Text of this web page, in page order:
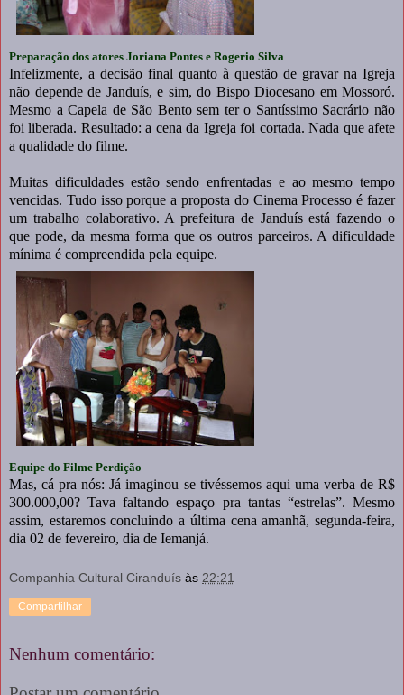
Preparação dos atores Joriana Pontes e Rogerio Silva
Infelizmente, a decisão final quanto à questão de gravar na Igreja
não depende de Janduís, e sim, do Bispo Diocesano em Mossoró.
Mesmo a Capela de São Bento sem ter o Santíssimo Sacrário não
foi liberada. Resultado: a cena da Igreja foi cortada. Nada que afete
a qualidade do filme.
Muitas dificuldades estão sendo enfrentadas e ao mesmo tempo
vencidas. Tudo isso porque a proposta do Cinema Processo é fazer
um trabalho colaborativo. A prefeitura de Janduís está fazendo o
que pode, da mesma forma que os outros parceiros. A dificuldade
mínima é compreendida pela equipe.
Equipe do Filme Perdição
Mas, cá pra nós: Já imaginou se tivéssemos aqui uma verba de R$
300.000,00? Tava faltando espaço pra tantas “estrelas”. Mesmo
assim, estaremos concluindo a última cena amanhã, segunda-feira,
dia 02 de fevereiro, dia de Iemanjá.
Companhia Cultural Ciranduís às 22:21
Compartilhar
Nenhum comentário: